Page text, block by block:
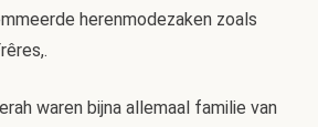
herenmodezaken zoals
waren bijna allemaal familie van